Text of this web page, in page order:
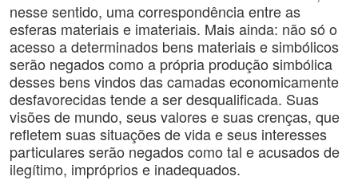
nesse sentido, uma correspondência entre as
esferas materiais e imateriais. Mais ainda: não só o
acesso a determinados bens materiais e simbólicos
serão negados como a própria produção simbólica
desses bens vindos das camadas economicamente
desfavorecidas tende a ser desqualificada. Suas
visões de mundo, seus valores e suas crenças, que
refletem suas situações de vida e seus interesses
particulares serão negados como tal e acusados de
ilegítimo, impróprios e inadequados.